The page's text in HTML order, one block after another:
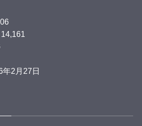
々なところで活躍している店主に
な果物を使った美味しそうなお
マンもお腹が鳴りっぱなしだっ
14,161
年2月27日